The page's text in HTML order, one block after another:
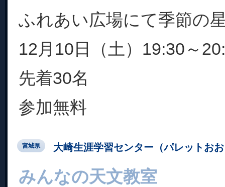
ふれあい広場にて季節の
12月10日（土）19:30～
先着30名
参加無料
宮城県 大崎生涯学習センター（パレットお
みんなの天文教室